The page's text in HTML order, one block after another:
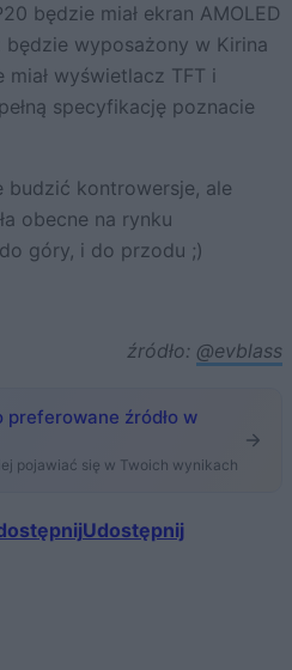
będzie miał ekran AMOLED
wyposażony w Kirina
wyświetlacz TFT i
specyfikację poznacie
budzić kontrowersje, ale
obecne na rynku
góry, i do przodu ;)
źródło: @evblass
preferowane źródło w
pojawiać się w Twoich wynikach
Udostępnij